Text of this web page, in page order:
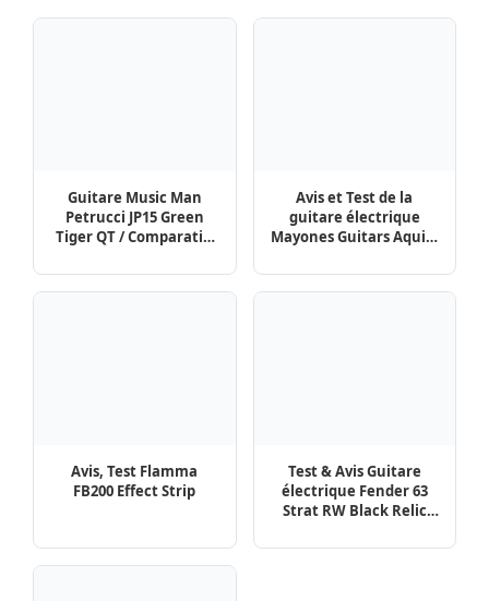
Guitare Music Man
Petrucci JP15 Green
Tiger QT / Comparatif,
Avis et Test de la
guitare électrique
Mayones Guitars Aquila
Avis, Test Flamma
FB200 Effect Strip
Test & Avis Guitare
électrique Fender 63
Strat RW Black Relic